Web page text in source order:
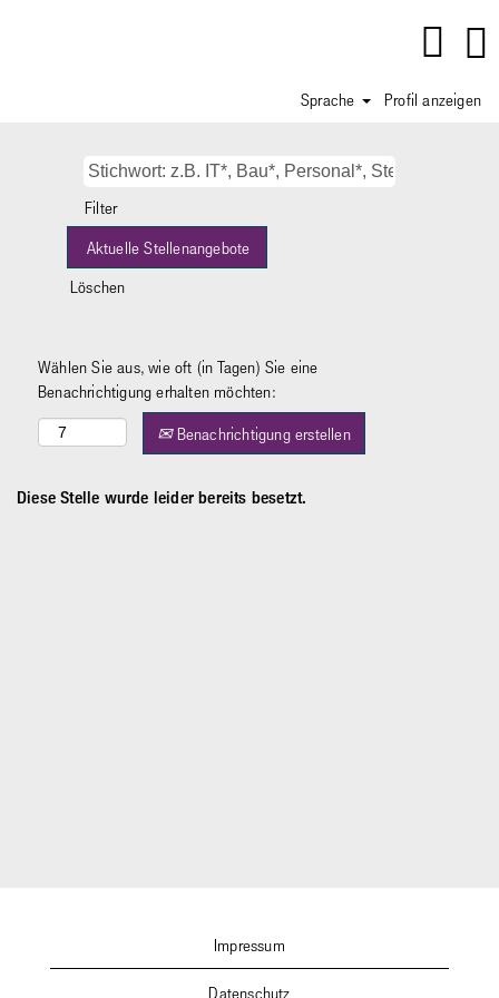
Sprache Profil anzeigen
Filter
Löschen
Wählen Sie aus, wie oft (in Tagen) Sie eine
Benachrichtigung erhalten möchten:
Benachrichtigung erstellen
Diese Stelle wurde leider bereits besetzt.
Impressum
Datenschutz